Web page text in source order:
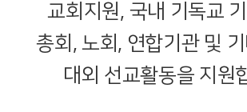
교회지원, 국내 기독교
총회, 노회, 연합기관 및
대외 선교활동을 지원